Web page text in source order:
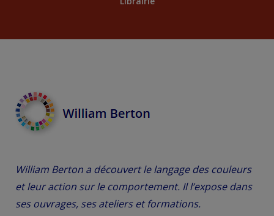
William Berton a découvert le langage des couleurs
et leur action sur le comportement. Il l’expose dans
ses ouvrages, ses ateliers et formations.